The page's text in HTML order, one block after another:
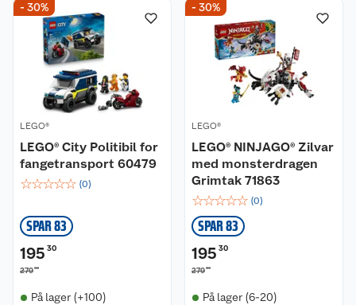
- 30%
LEGO®
LEGO® City Politibil for
fangetransport 60479
☆☆☆☆☆ (0)
SPAR 83
195 30
27900
På lager (+100)
- 30%
LEGO®
LEGO® NINJAGO® Zilvar
med monsterdragen
Grimtak 71863
☆☆☆☆☆ (0)
SPAR 83
195 30
27900
På lager (6-20)